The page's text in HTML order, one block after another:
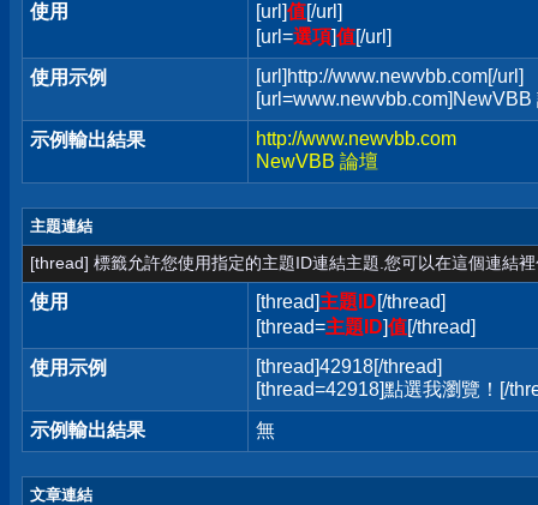
使用 [url]值[/url]
[url=選項]值[/url]
使用示例
[url]http://www.newvbb.com[/url]
[url=www.newvbb.com]NewVBB
示例輸出結果
http://www.newvbb.com
NewVBB 論壇
主題連結
[thread] 標籤允許您使用指定的主題ID連結主題.您可以在這個連結
使用 [thread]主題ID[/thread]
[thread=主題ID]值[/thread]
使用示例
[thread]42918[/thread]
[thread=42918]點選我瀏覽！[/
示例輸出結果
無
文章連結